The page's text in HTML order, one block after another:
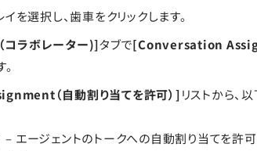
を選択し、歯車をクリックします。
ラボレーター)]タブで[Conversation
（自動割り当てを許可）]リストから、
– エージェントのトークへの自動割り当てを許可